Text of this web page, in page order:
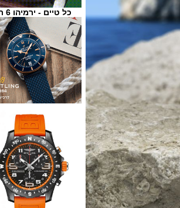
כל טיים - ירמיהו 6 ת"א